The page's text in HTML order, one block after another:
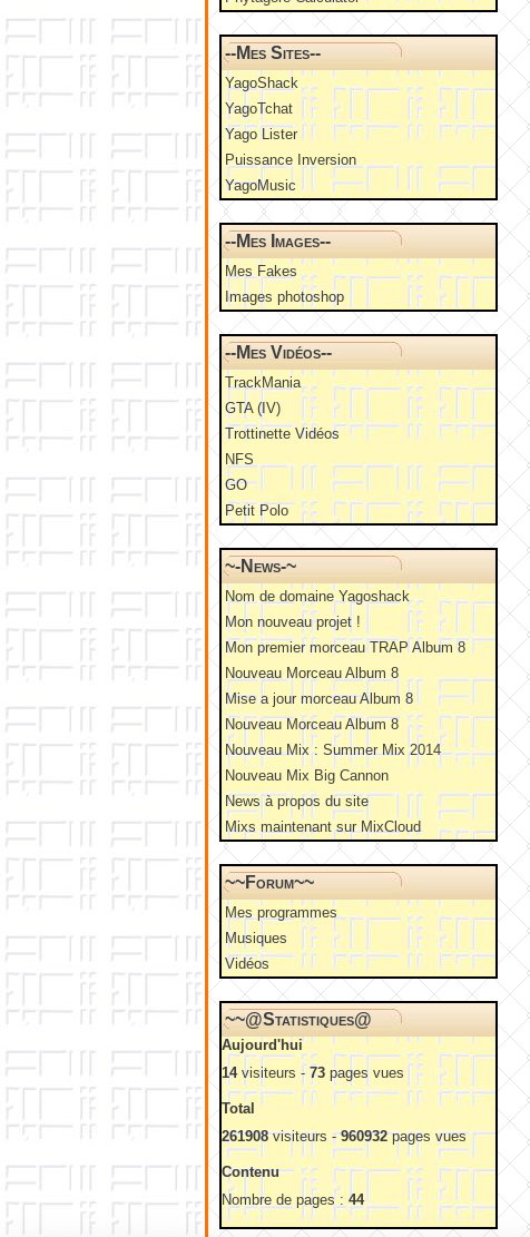
--Mes Sites--
YagoShack
YagoTchat
Yago Lister
Puissance Inversion
YagoMusic
--Mes Images--
Mes Fakes
Images photoshop
--Mes Vidéos--
TrackMania
GTA (IV)
Trottinette Vidéos
NFS
GO
Petit Polo
~-News-~
Nom de domaine Yagoshack
Mon nouveau projet !
Mon premier morceau TRAP Album 8
Nouveau Morceau Album 8
Mise a jour morceau Album 8
Nouveau Morceau Album 8
Nouveau Mix : Summer Mix 2014
Nouveau Mix Big Cannon
News à propos du site
Mixs maintenant sur MixCloud
~~Forum~~
Mes programmes
Musiques
Vidéos
~~@Statistiques@
Aujourd'hui
14visiteurs - 73 pages vues
Total
261908visiteurs -960932pages vues
Contenu
Nombre de pages :44